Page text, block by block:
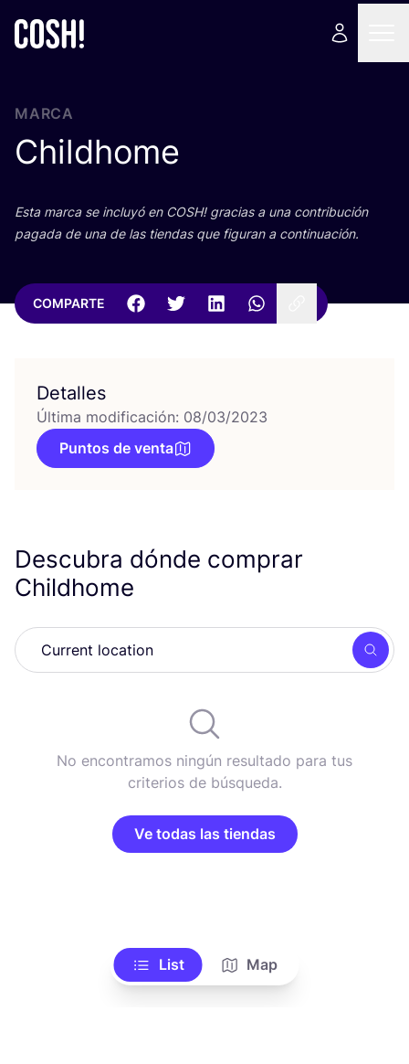
MARCA
Childhome
Esta mar­ca se inclu­yó en COSH! gra­cias a una con­tri­bu­ción
paga­da de una de las tien­das que figu­ran a continuación.
COMPARTE
Detalles
Última modificación: 08/03/2023
Puntos de venta
Descubra dónde comprar
Childhome
No encontramos ningún resultado para tus
criterios de búsqueda.
Ve todas las tiendas
List Map